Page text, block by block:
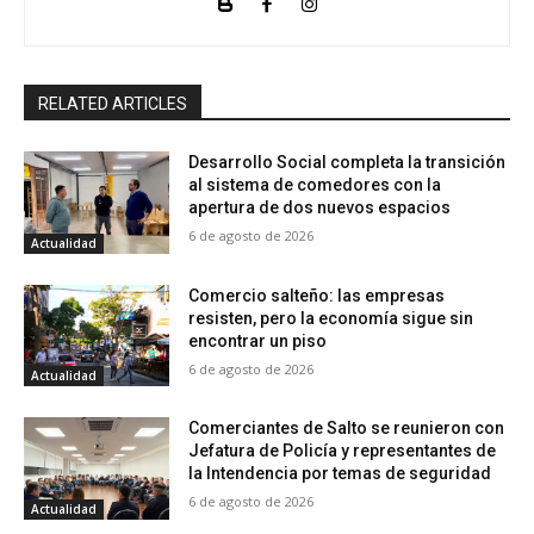
RELATED ARTICLES
Actualidad
Desarrollo Social completa la transición
al sistema de comedores con la
apertura de dos nuevos espacios
6 de agosto de 2026
Actualidad
Comercio salteño: las empresas
resisten, pero la economía sigue sin
encontrar un piso
6 de agosto de 2026
Actualidad
Comerciantes de Salto se reunieron con
Jefatura de Policía y representantes de
la Intendencia por temas de seguridad
6 de agosto de 2026